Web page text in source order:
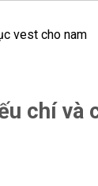
vest cho nam
chí và